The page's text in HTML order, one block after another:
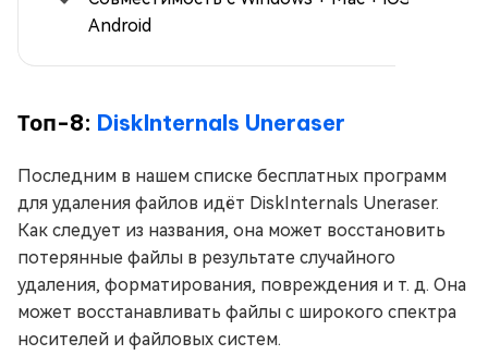
Android
Топ-8: DiskInternals Uneraser
Последним в нашем списке бесплатных программ
для удаления файлов идёт DiskInternals Uneraser.
Как следует из названия, она может восстановить
потерянные файлы в результате случайного
удаления, форматирования, повреждения и т. д. Она
может восстанавливать файлы с широкого спектра
носителей и файловых систем.